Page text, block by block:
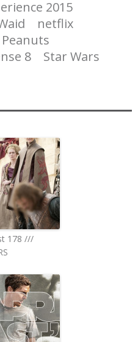
2015
netflix
Peanuts
8 Star Wars
178 ///